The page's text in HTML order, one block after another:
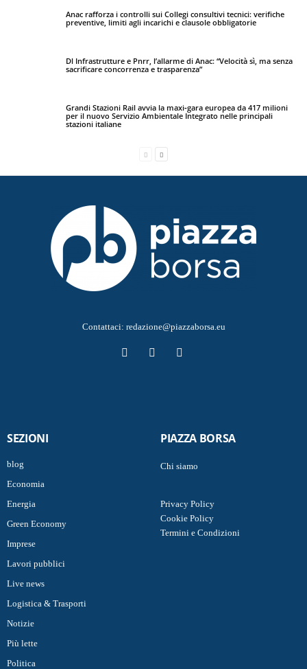
Anac rafforza i controlli sui Collegi consultivi tecnici: verifiche
preventive, limiti agli incarichi e clausole obbligatorie
Dl Infrastrutture e Pnrr, l’allarme di Anac: “Velocità sì, ma senza
sacrificare concorrenza e trasparenza”
Grandi Stazioni Rail avvia la maxi‑gara europea da 417 milioni
per il nuovo Servizio Ambientale Integrato nelle principali
stazioni italiane
Contattaci: redazione@piazzaborsa.eu
SEZIONI
blog
Economia
Energia
Green Economy
Imprese
Lavori pubblici
Live news
Logistica & Trasporti
Notizie
Più lette
Politica
PIAZZA BORSA
Chi siamo
Privacy Policy
Cookie Policy
Termini e Condizioni